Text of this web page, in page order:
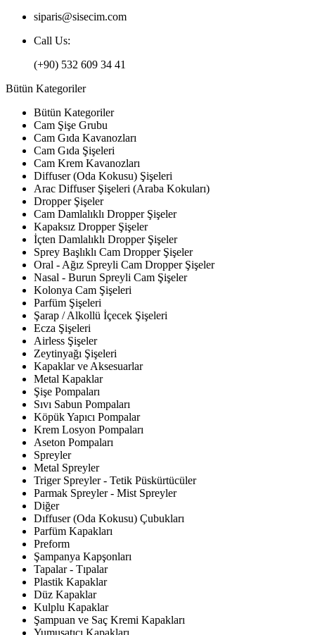
siparis@sisecim.com
Call Us:
(+90) 532 609 34 41
Bütün Kategoriler
Bütün Kategoriler
Cam Şişe Grubu
Cam Gıda Kavanozları
Cam Gıda Şişeleri
Cam Krem Kavanozları
Diffuser (Oda Kokusu) Şişeleri
Arac Diffuser Şişeleri (Araba Kokuları)
Dropper Şişeler
Cam Damlalıklı Dropper Şişeler
Kapaksız Dropper Şişeler
İçten Damlalıklı Dropper Şişeler
Sprey Başlıklı Cam Dropper Şişeler
Oral - Ağız Spreyli Cam Dropper Şişeler
Nasal - Burun Spreyli Cam Şişeler
Kolonya Cam Şişeleri
Parfüm Şişeleri
Şarap / Alkollü İçecek Şişeleri
Ecza Şişeleri
Airless Şişeler
Zeytinyağı Şişeleri
Kapaklar ve Aksesuarlar
Metal Kapaklar
Şişe Pompaları
Sıvı Sabun Pompaları
Köpük Yapıcı Pompalar
Krem Losyon Pompaları
Aseton Pompaları
Spreyler
Metal Spreyler
Triger Spreyler - Tetik Püskürtücüler
Parmak Spreyler - Mist Spreyler
Diğer
Dıffuser (Oda Kokusu) Çubukları
Parfüm Kapakları
Preform
Şampanya Kapşonları
Tapalar - Tıpalar
Plastik Kapaklar
Düz Kapaklar
Kulplu Kapaklar
Şampuan ve Saç Kremi Kapakları